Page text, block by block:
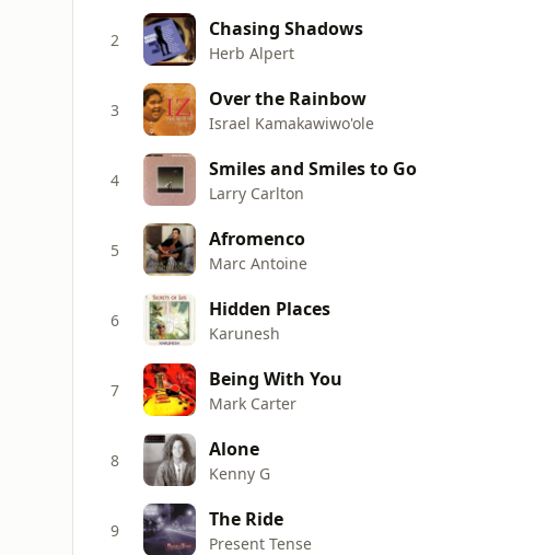
2 Chasing Shadows
Herb Alpert
3 Over the Rainbow
Israel Kamakawiwo'ole
4 Smiles and Smiles to Go
Larry Carlton
5 Afromenco
Marc Antoine
6 Hidden Places
Karunesh
7 Being With You
Mark Carter
8 Alone
Kenny G
9 The Ride
Present Tense